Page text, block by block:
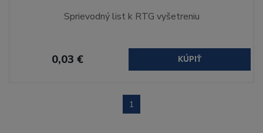
Sprievodný list k RTG vyšetreniu
0,03 € KÚPIŤ
1